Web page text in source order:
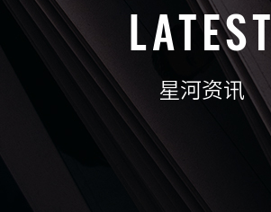
LATEST
星河资讯